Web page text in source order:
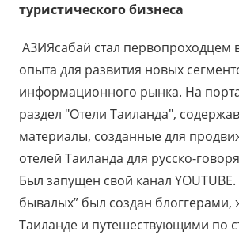
туристического бизнеса
АЗИЯсабай стал первопроходцем
опыта для развития новых
информационного рынка. На
раздел "Отели Таиланда",
материалы, созданные для
отелей Таиланда для русско-
Был запущен свой канал
бывалых” был создан
Таиланде и путешествующими по